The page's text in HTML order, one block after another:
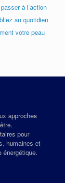
à l’action
au quotidien
votre peau
approches
pour
humaines et
énergétique.